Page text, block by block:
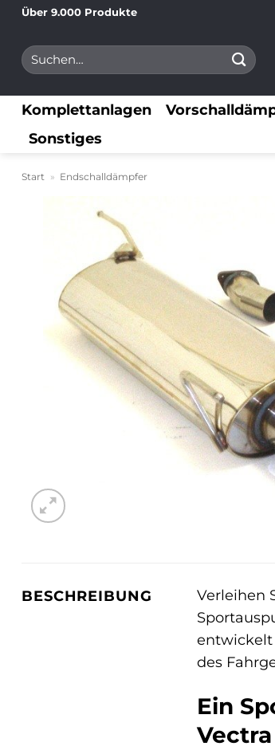
Zum
springen
Über 9.000 Produkte
Suchen
nach:
Komplettanlagen
Sonstiges
Start » Endschalldämpfer
BESCHREIBUNG Verleihen
entwickelt
des
Ein